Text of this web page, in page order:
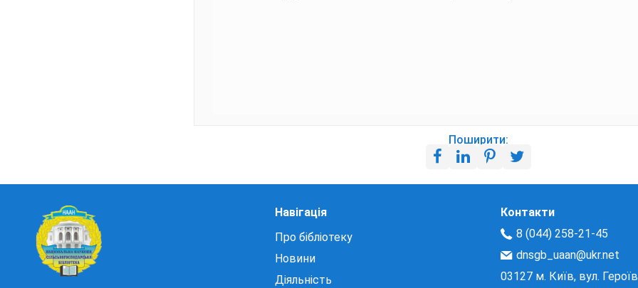
Поширити:
Навігація
Про бібліотеку
Новини
Діяльність
Контакти
8 (044) 258-21-45
dnsgb_uaan@ukr.net
03127 м. Київ, вул.